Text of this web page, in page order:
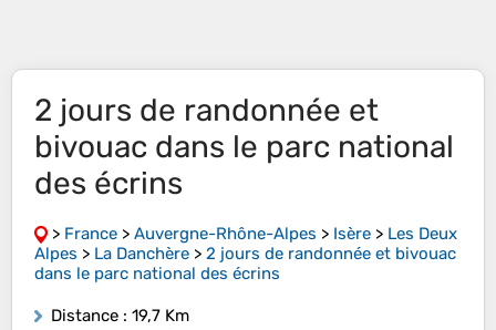
2 jours de randonnée et
bivouac dans le parc national
des écrins
> France > Auvergne-Rhône-Alpes > Isère > Les Deux
Alpes > La Danchère > 2 jours de randonnée et bivouac
dans le parc national des écrins
Distance : 19,7 Km